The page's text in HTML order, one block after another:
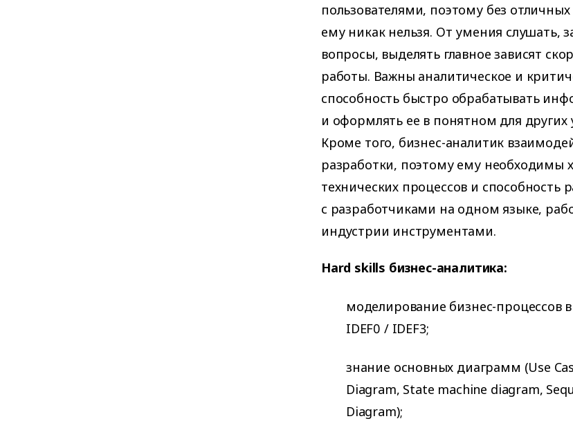
пользователями, поэтому без
ему никак нельзя. От умения слушать,
вопросы, выделять главное зависят
работы. Важны аналитическое и
способность быстро обрабатывать
и оформлять ее в понятном для других
Кроме того, бизнес-аналитик
разработки, поэтому ему необходимы
технических процессов и способность
с разработчиками на одном языке,
индустрии инструментами.
Hard skills бизнес-аналитика:
моделирование бизнес-процессов
IDEF0 / IDEF3;
знание основных диаграмм (Use
Diagram, State machine diagram,
Diagram);